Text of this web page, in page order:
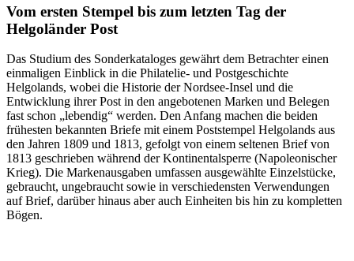
Vom ersten Stempel bis zum letzten Tag der
Helgoländer Post
Das Studium des Sonderkataloges gewährt dem Betrachter einen
einmaligen Einblick in die Philatelie- und Postgeschichte
Helgolands, wobei die Historie der Nordsee-Insel und die
Entwicklung ihrer Post in den angebotenen Marken und Belegen
fast schon „lebendig“ werden. Den Anfang machen die beiden
frühesten bekannten Briefe mit einem Poststempel Helgolands aus
den Jahren 1809 und 1813, gefolgt von einem seltenen Brief von
1813 geschrieben während der Kontinentalsperre (Napoleonischer
Krieg). Die Markenausgaben umfassen ausgewählte Einzelstücke,
gebraucht, ungebraucht sowie in verschiedensten Verwendungen
auf Brief, darüber hinaus aber auch Einheiten bis hin zu kompletten
Bögen.